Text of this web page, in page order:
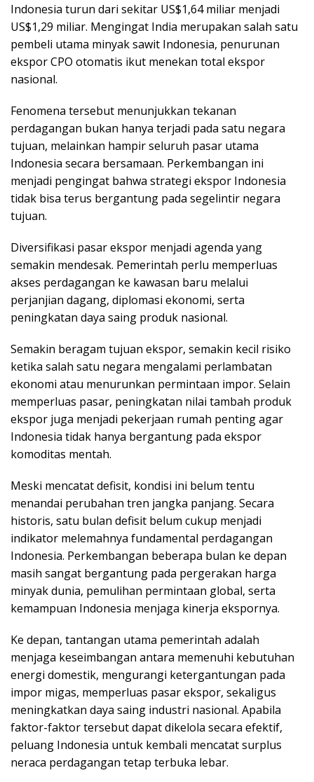
Indonesia turun dari sekitar US$1,64 miliar menjadi
US$1,29 miliar. Mengingat India merupakan salah satu
pembeli utama minyak sawit Indonesia, penurunan
ekspor CPO otomatis ikut menekan total ekspor
nasional.
Fenomena tersebut menunjukkan tekanan
perdagangan bukan hanya terjadi pada satu negara
tujuan, melainkan hampir seluruh pasar utama
Indonesia secara bersamaan. Perkembangan ini
menjadi pengingat bahwa strategi ekspor Indonesia
tidak bisa terus bergantung pada segelintir negara
tujuan.
Diversifikasi pasar ekspor menjadi agenda yang
semakin mendesak. Pemerintah perlu memperluas
akses perdagangan ke kawasan baru melalui
perjanjian dagang, diplomasi ekonomi, serta
peningkatan daya saing produk nasional.
Semakin beragam tujuan ekspor, semakin kecil risiko
ketika salah satu negara mengalami perlambatan
ekonomi atau menurunkan permintaan impor. Selain
memperluas pasar, peningkatan nilai tambah produk
ekspor juga menjadi pekerjaan rumah penting agar
Indonesia tidak hanya bergantung pada ekspor
komoditas mentah.
Meski mencatat defisit, kondisi ini belum tentu
menandai perubahan tren jangka panjang. Secara
historis, satu bulan defisit belum cukup menjadi
indikator melemahnya fundamental perdagangan
Indonesia. Perkembangan beberapa bulan ke depan
masih sangat bergantung pada pergerakan harga
minyak dunia, pemulihan permintaan global, serta
kemampuan Indonesia menjaga kinerja ekspornya.
Ke depan, tantangan utama pemerintah adalah
menjaga keseimbangan antara memenuhi kebutuhan
energi domestik, mengurangi ketergantungan pada
impor migas, memperluas pasar ekspor, sekaligus
meningkatkan daya saing industri nasional. Apabila
faktor-faktor tersebut dapat dikelola secara efektif,
peluang Indonesia untuk kembali mencatat surplus
neraca perdagangan tetap terbuka lebar.